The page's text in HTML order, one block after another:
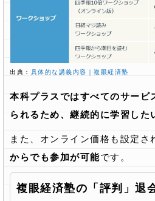
出典： 具体的な講義内容｜複眼経済塾
本科プラスではすべてのサービ
られるため、継続的に学習した
また、オンライン価格も設定さ
からでも参加が可能です。
複眼経済塾の「評判」退